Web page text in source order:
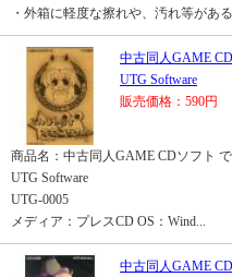
・外箱に軽度な擦れや、汚れ等があ
中古同人GAME
UTG Software
販売価格：590円
商品名：中古同人GAME CDソフト
UTG Software
UTG-0005
メディア：プレスCD OS：Wind...
中古同人GAME